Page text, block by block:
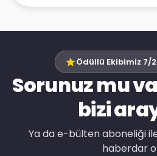
Ödüllü Ekibimiz 7/
Sorunuz mu
bizi
Ya da e-bülten aboneliği
haberdar